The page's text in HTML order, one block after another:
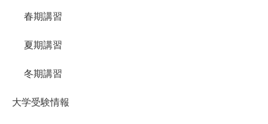
春期講習
夏期講習
冬期講習
大学受験情報